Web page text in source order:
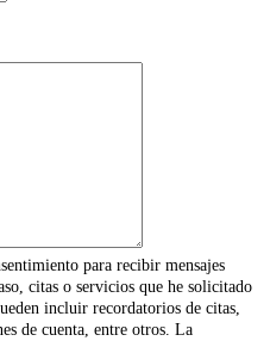
para recibir mensajes
citas o servicios que he solicitado
incluir recordatorios de citas,
de cuenta, entre otros. La